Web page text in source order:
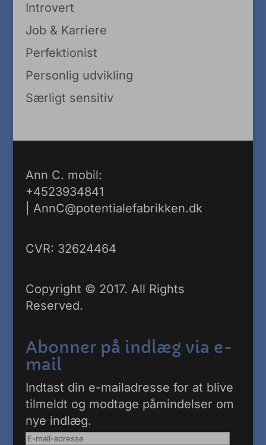
Introvert
Job & Karriere
Perfektionist
Personlig udvikling
Særligt sensitiv
Ann C. mobil:
+4523934841
AnnC@potentialefabrikken.dk
CVR: 32624464
Copyright © 2017. All Rights
Reserved.
Abonner på indlæg via e-
mail
Indtast din e-mailadresse for at blive
tilmeldt og modtage påmindelser om
nye indlæg.
E-